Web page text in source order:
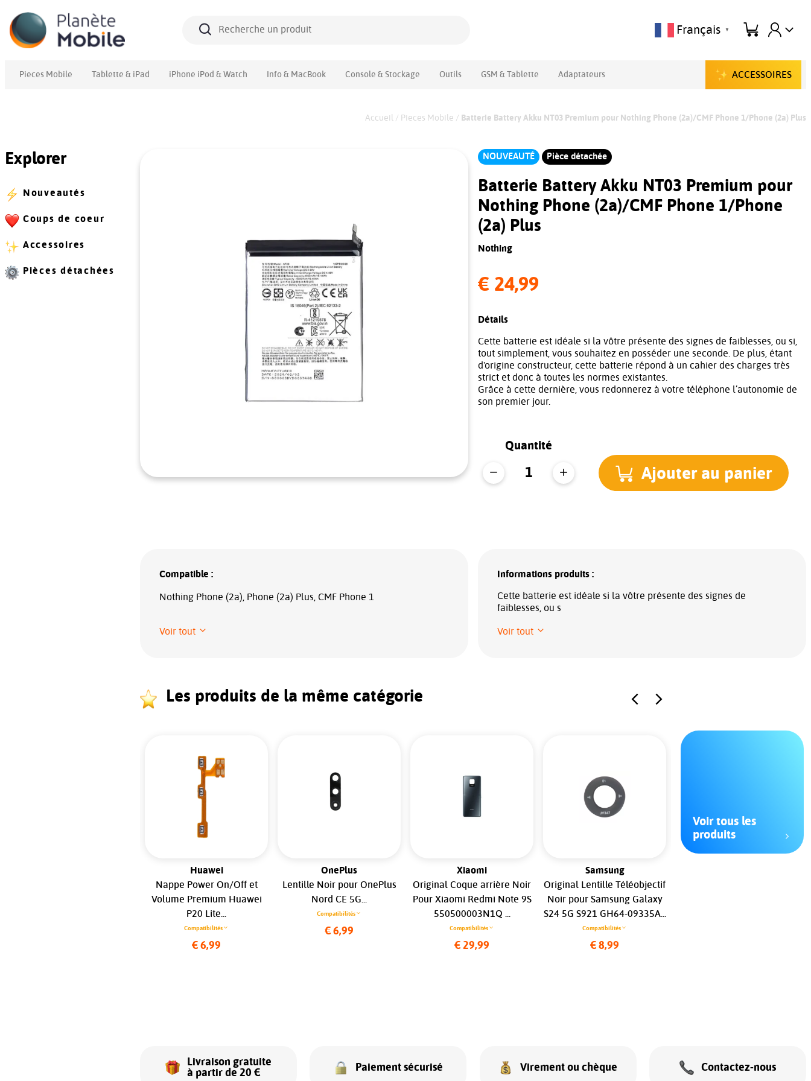
Pieces Mobile Tablette & iPad iPhone iPod & Watch Info & MacBook Console & Stockage Outils GSM & Tablette Adaptateurs ACCESSOIRES
Français ▼
Accueil / Pieces Mobile / Batterie Battery Akku NT03 Premium pour Nothing Phone (2a)/CMF Phone 1/Phone (2a) Plus
Explorer
Nouveautés
Coups de coeur
Accessoires
Pièces détachées
NOUVEAUTÉ Pièce détachée
Batterie Battery Akku NT03 Premium pour
Nothing Phone (2a)/CMF Phone 1/Phone
(2a) Plus
Nothing
€ 24,99
Détails
Cette batterie est idéale si la vôtre présente des signes de faiblesses, ou si,
tout simplement, vous souhaitez en posséder une seconde. De plus, étant
d'origine constructeur, cette batterie répond à un cahier des charges très
strict et donc à toutes les normes existantes.
Grâce à cette dernière, vous redonnerez à votre téléphone l’autonomie de
son premier jour.
Quantité
Ajouter au panier
Compatible :
Nothing Phone (2a), Phone (2a) Plus, CMF Phone 1
Voir tout
Informations produits :
Cette batterie est idéale si la vôtre présente des signes de
faiblesses, ou s
Voir tout
Les produits de la même catégorie
Huawei
Nappe Power On/Off et
Volume Premium Huawei
P20 Lite...
Compatibilités
€ 6,99
OnePlus
Lentille Noir pour OnePlus
Nord CE 5G...
Compatibilités
€ 6,99
Xiaomi
Original Coque arrière Noir
Pour Xiaomi Redmi Note 9S
550500003N1Q ...
Compatibilités
€ 29,99
Samsung
Original Lentille Téléobjectif
Noir pour Samsung Galaxy
S24 5G S921 GH64-09335A...
Compatibilités
€ 8,99
Voir tous les
produits
Livraison gratuite
à partir de 20 €
Paiement sécurisé Virement ou chèque Contactez-nous